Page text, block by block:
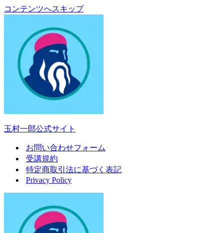
コンテンツへスキップ
玉村一郎公式サイト
お問い合わせフォーム
受講規約
特定商取引法に基づく表記
Privacy Policy